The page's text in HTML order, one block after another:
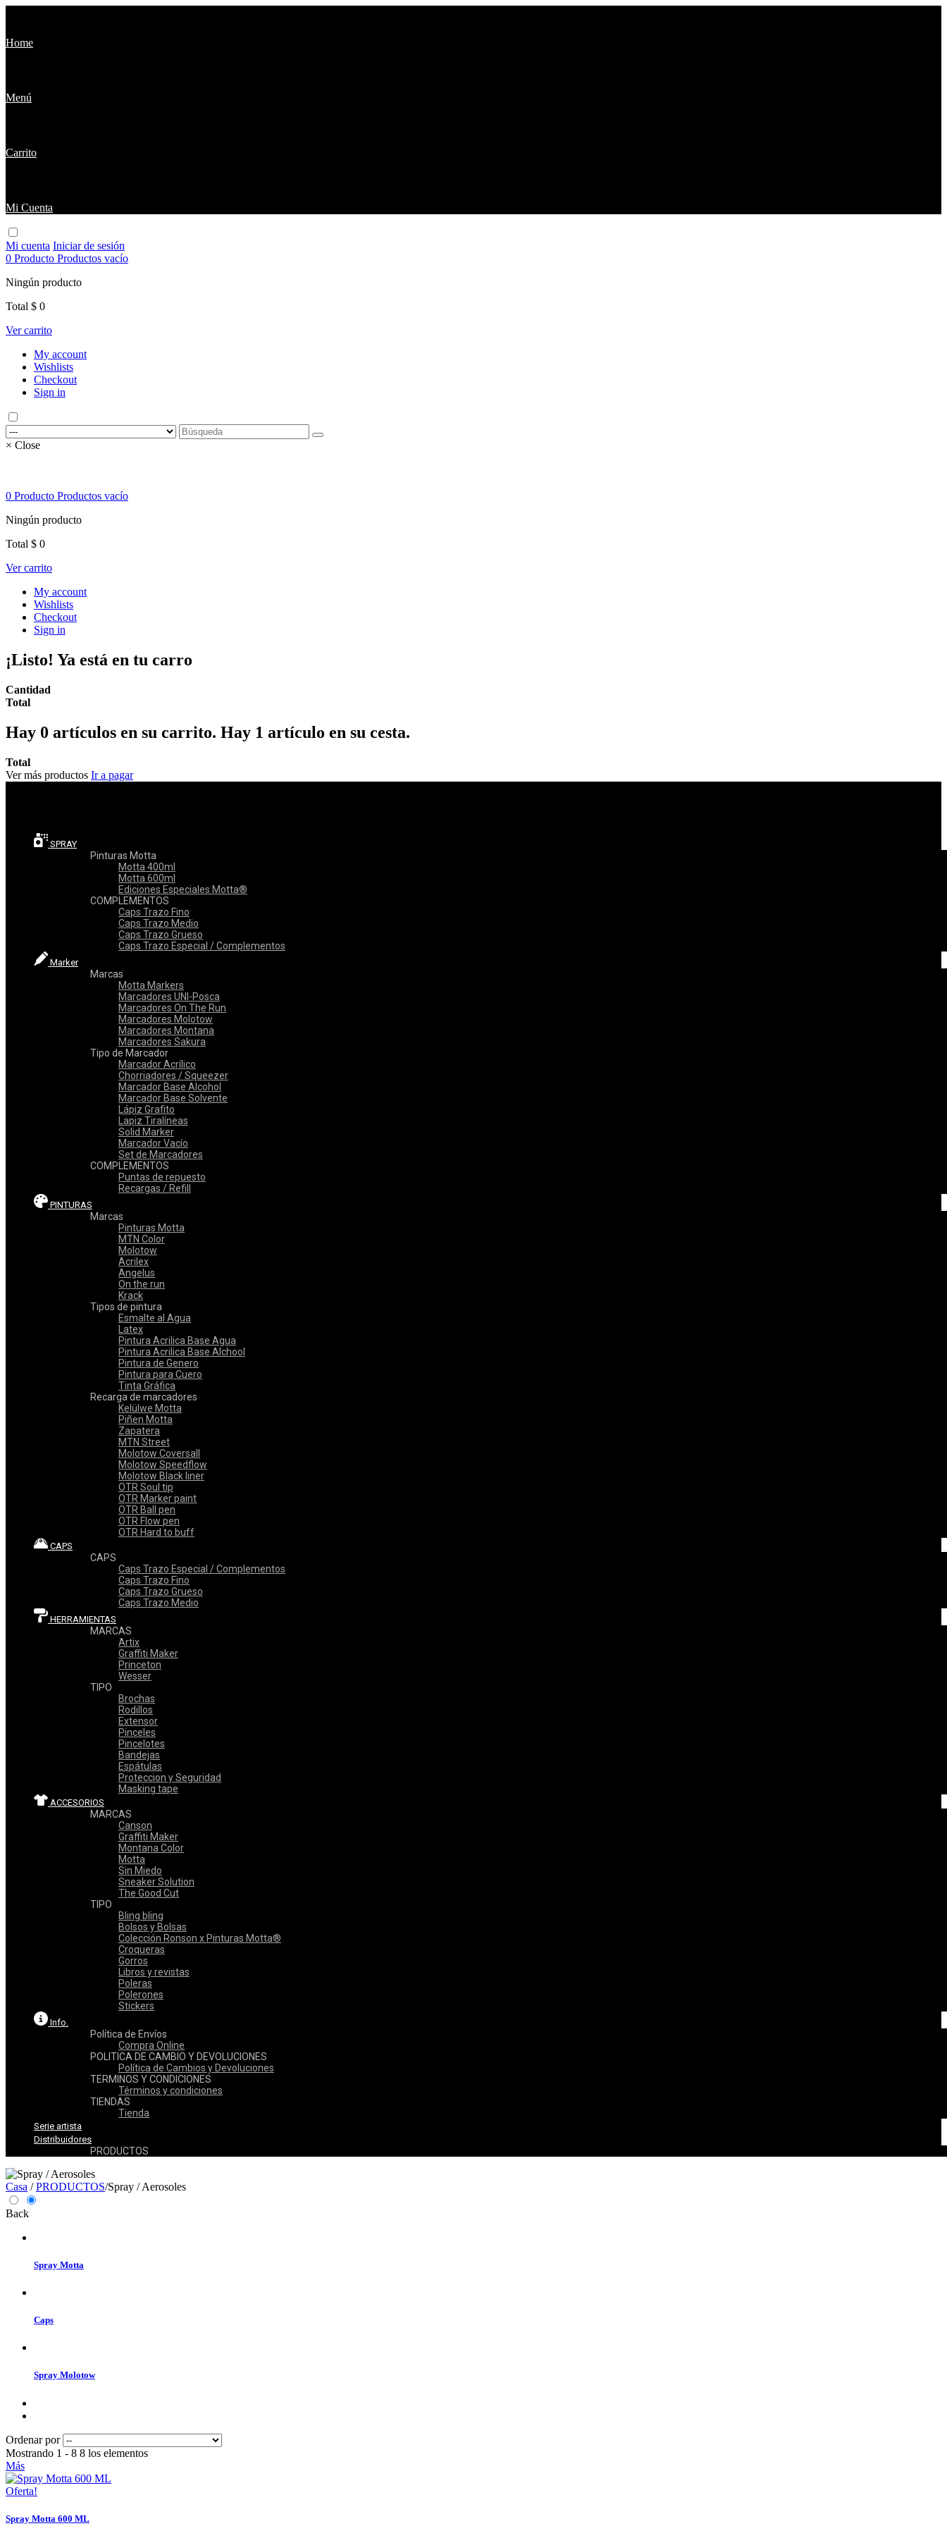
Home
Menú
Carrito
Mi Cuenta
Mi cuenta Iniciar de sesión
0 Producto Productos vacío
Ningún producto
Total $ 0
Ver carrito
My account
Wishlists
Checkout
Sign in
× Close
0 Producto Productos vacío
Ningún producto
Total $ 0
Ver carrito
My account
Wishlists
Checkout
Sign in
¡Listo! Ya está en tu carro
Cantidad
Total
Hay 0 artículos en su carrito. Hay 1 artículo en su cesta.
Total
Ver más productos Ir a pagar
SPRAY
Pinturas Motta
Motta 400ml
Motta 600ml
Ediciones Especiales Motta®
COMPLEMENTOS
Caps Trazo Fino
Caps Trazo Medio
Caps Trazo Grueso
Caps Trazo Especial / Complementos
Marker
Marcas
Motta Markers
Marcadores UNI-Posca
Marcadores On The Run
Marcadores Molotow
Marcadores Montana
Marcadores Sakura
Tipo de Marcador
Marcador Acrílico
Chorriadores / Squeezer
Marcador Base Alcohol
Marcador Base Solvente
Lápiz Grafito
Lapiz Tiralíneas
Solid Marker
Marcador Vacío
Set de Marcadores
COMPLEMENTOS
Puntas de repuesto
Recargas / Refill
PINTURAS
Marcas
Pinturas Motta
MTN Color
Molotow
Acrilex
Angelus
On the run
Krack
Tipos de pintura
Esmalte al Agua
Latex
Pintura Acrilica Base Agua
Pintura Acrilica Base Alchool
Pintura de Genero
Pintura para Cuero
Tinta Gráfica
Recarga de marcadores
Kelülwe Motta
Piñen Motta
Zapatera
MTN Street
Molotow Coversall
Molotow Speedflow
Molotow Black liner
OTR Soul tip
OTR Marker paint
OTR Ball pen
OTR Flow pen
OTR Hard to buff
CAPS
CAPS
Caps Trazo Especial / Complementos
Caps Trazo Fino
Caps Trazo Grueso
Caps Trazo Medio
HERRAMIENTAS
MARCAS
Artix
Graffiti Maker
Princeton
Wesser
TIPO
Brochas
Rodillos
Extensor
Pinceles
Pincelotes
Bandejas
Espátulas
Proteccion y Seguridad
Masking tape
ACCESORIOS
MARCAS
Canson
Graffiti Maker
Montana Color
Motta
Sin Miedo
Sneaker Solution
The Good Cut
TIPO
Bling bling
Bolsos y Bolsas
Colección Ronson x Pinturas Motta®
Croqueras
Gorros
Libros y revistas
Poleras
Polerones
Stickers
Info.
Política de Envíos
Compra Online
POLITICA DE CAMBIO Y DEVOLUCIONES
Política de Cambios y Devoluciones
TERMINOS Y CONDICIONES
Términos y condiciones
TIENDAS
Tienda
Serie artista
Distribuidores
PRODUCTOS
Casa / PRODUCTOS/Spray / Aerosoles
Back
Spray Motta
Caps
Spray Molotow
Ordenar por
Mostrando 1 - 8 8 los elementos
Más
Oferta!
Spray Motta 600 ML